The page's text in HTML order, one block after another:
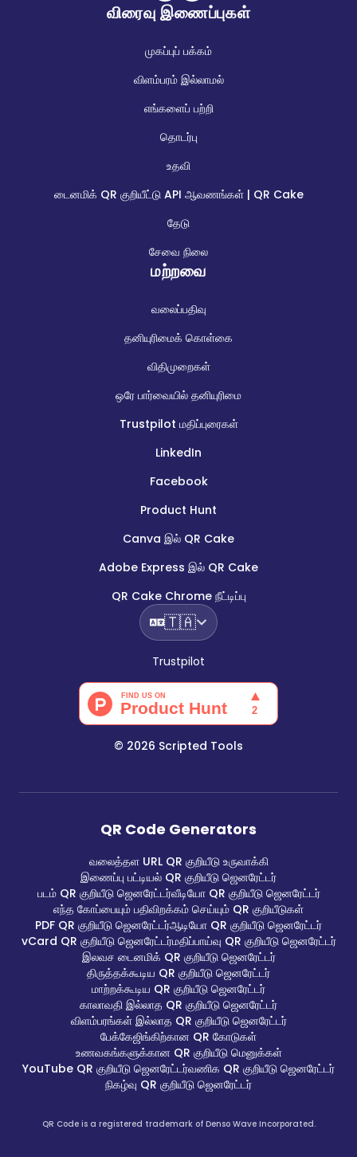
விரைவு இணைப்புகள்
முகப்புப் பக்கம்
விளம்பரம் இல்லாமல்
எங்களைப் பற்றி
தொடர்பு
உதவி
டைனமிக் QR குறியீட்டு API ஆவணங்கள் | QR Cake
தேடு
சேவை நிலை
மற்றவை
வலைப்பதிவு
தனியுரிமைக் கொள்கை
விதிமுறைகள்
ஒரே பார்வையில் தனியுரிமை
Trustpilot மதிப்புரைகள்
LinkedIn
Facebook
Product Hunt
Canva இல் QR Cake
Adobe Express இல் QR Cake
QR Cake Chrome நீட்டிப்பு
🇹🇦
Trustpilot
© 2026 Scripted Tools
QR Code Generators
வலைத்தள URL QR குறியீடு உருவாக்கி
இணைப்பு பட்டியல் QR குறியீடு ஜெனரேட்டர்
படம் QR குறியீடு ஜெனரேட்டர்வீடியோ QR குறியீடு ஜெனரேட்டர்
எந்த கோப்பையும் பதிவிறக்கம் செய்யும் QR குறியீடுகள்
PDF QR குறியீடு ஜெனரேட்டர்ஆடியோ QR குறியீடு ஜெனரேட்டர்
vCard QR குறியீடு ஜெனரேட்டர்மதிப்பாய்வு QR குறியீடு ஜெனரேட்டர்
இலவச டைனமிக் QR குறியீடு ஜெனரேட்டர்
திருத்தக்கூடிய QR குறியீடு ஜெனரேட்டர்
மாற்றக்கூடிய QR குறியீடு ஜெனரேட்டர்
காலாவதி இல்லாத QR குறியீடு ஜெனரேட்டர்
விளம்பரங்கள் இல்லாத QR குறியீடு ஜெனரேட்டர்
பேக்கேஜிங்கிற்கான QR கோடுகள்
உணவகங்களுக்கான QR குறியீடு மெனுக்கள்
YouTube QR குறியீடு ஜெனரேட்டர்வணிக QR குறியீடு ஜெனரேட்டர்
நிகழ்வு QR குறியீடு ஜெனரேட்டர்
QR Code is a registered trademark of Denso Wave Incorporated.